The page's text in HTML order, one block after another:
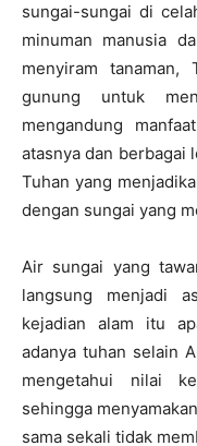
sungai-sungai di
minuman manusia
menyiram tanaman,
gunung untuk
mengandung
atasnya dan berbagai
Tuhan yang
dengan sungai yang
Air sungai yang
langsung menjadi
kejadian alam itu
adanya tuhan selain
mengetahui nilai
sehingga
sama sekali tidak